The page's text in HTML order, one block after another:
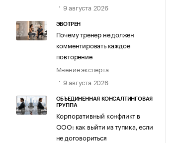
9 августа 2026
ЭВОТРЕН
Почему тренер не должен
комментировать каждое
повторение
Мнение эксперта
9 августа 2026
ОБЪЕДИНЕННАЯ КОНСАЛТИНГОВАЯ
ГРУППА
Корпоративный конфликт в
ООО: как выйти из тупика, если
не договориться